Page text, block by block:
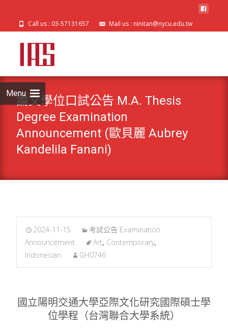
Call us : 03-57131657 Mail us : ninitan@nycu.edu.tw
Menu
論文學位口試公告 M.A. Thesis
Degree Examination
Announcement (歐貝麗 Aubrey
Kandelila Fanani)
2024-11-15
考試公告 Examination
Announcement
Art, Contemporary,
Indonesian
GH0746
國立陽明交通大學亞際文化研究國際碩士學
位學程（台灣聯合大學系統）